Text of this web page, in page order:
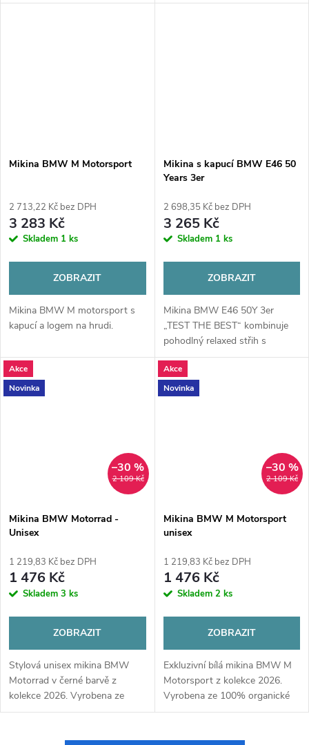
Mikina BMW M Motorsport
2 713,22 Kč bez DPH
3 283 Kč
Skladem 1 ks
ZOBRAZIT
Mikina BMW M motorsport s
kapucí a logem na hrudi.
Mikina s kapucí BMW E46 50
Years 3er
2 698,35 Kč bez DPH
3 265 Kč
Skladem 1 ks
ZOBRAZIT
Mikina BMW E46 50Y 3er
„TEST THE BEST“ kombinuje
pohodlný relaxed střih s
prémiovými 3D vyšívanými
detaily. Černý design s
emblémem 50. výročí a mottem
Akce
Novinka
2 109 Kč
–30 %
Mikina BMW Motorrad -
Unisex
1 219,83 Kč bez DPH
1 476 Kč
Skladem 3 ks
ZOBRAZIT
Stylová unisex mikina BMW
Motorrad v černé barvě z
kolekce 2026. Vyrobena ze
100% organické bavlny s
rukávech. Maximální komfort a
Akce
Novinka
2 109 Kč
–30 %
Mikina BMW M Motorsport
unisex
1 219,83 Kč bez DPH
1 476 Kč
Skladem 2 ks
ZOBRAZIT
Exkluzivní bílá mikina BMW M
Motorsport z kolekce 2026.
Vyrobena ze 100% organické
bavlny, s designem
rukávech a logy divize M.